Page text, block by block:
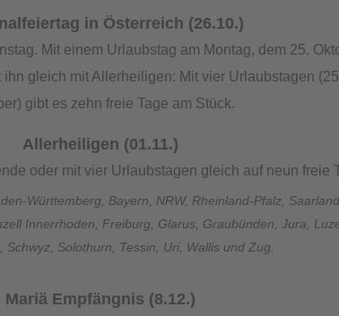
in Österreich (26.10.)
Mit einem Urlaubstag am Montag, dem 25.
gleich mit Allerheiligen: Mit vier Urlaubstagen
gibt es zehn freie Tage am Stück.
Allerheiligen (01.11.)
oder mit vier Urlaubstagen gleich auf neun freie
Württemberg, Bayern, NRW, Rheinland-Pfalz, Saarland
Innerrhoden, Freiburg, Glarus, Graubünden, Jura,
Schwyz, Solothurn, Tessin, Uri, Wallis und Zug.
Mariä Empfängnis (8.12.)